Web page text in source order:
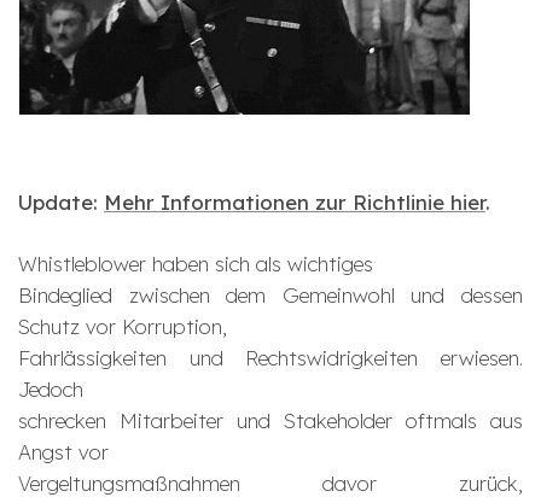
Update: Mehr Informationen zur Richtlinie hier.
Whistleblower haben sich als wichtiges
Bindeglied zwischen dem Gemeinwohl und dessen
Schutz vor Korruption,
Fahrlässigkeiten und Rechtswidrigkeiten erwiesen.
Jedoch
schrecken Mitarbeiter und Stakeholder oftmals aus
Angst vor
Vergeltungsmaßnahmen davor zurück,